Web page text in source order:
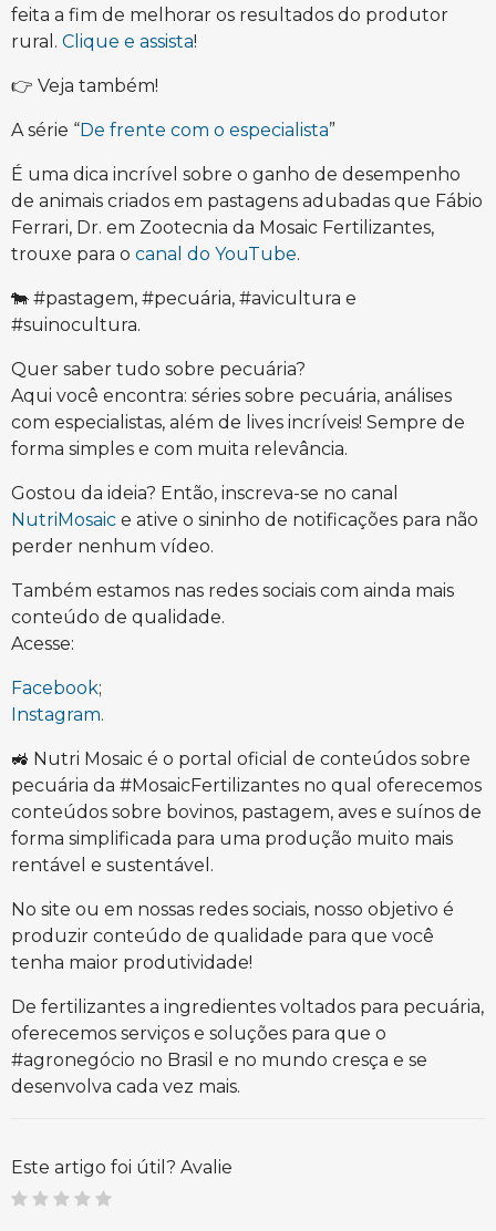
feita a fim de melhorar os resultados do produtor
rural. Clique e assista!
👉 Veja também!
A série “De frente com o especialista”
É uma dica incrível sobre o ganho de desempenho
de animais criados em pastagens adubadas que Fábio
Ferrari, Dr. em Zootecnia da Mosaic Fertilizantes,
trouxe para o canal do YouTube.
🐄 #pastagem, #pecuária, #avicultura e
#suinocultura.
Quer saber tudo sobre pecuária?
Aqui você encontra: séries sobre pecuária, análises
com especialistas, além de lives incríveis! Sempre de
forma simples e com muita relevância.
Gostou da ideia? Então, inscreva-se no canal
NutriMosaic e ative o sininho de notificações para não
perder nenhum vídeo.
Também estamos nas redes sociais com ainda mais
conteúdo de qualidade.
Acesse:
Facebook;
Instagram.
🚜 Nutri Mosaic é o portal oficial de conteúdos sobre
pecuária da #MosaicFertilizantes no qual oferecemos
conteúdos sobre bovinos, pastagem, aves e suínos de
forma simplificada para uma produção muito mais
rentável e sustentável.
No site ou em nossas redes sociais, nosso objetivo é
produzir conteúdo de qualidade para que você
tenha maior produtividade!
De fertilizantes a ingredientes voltados para pecuária,
oferecemos serviços e soluções para que o
#agronegócio no Brasil e no mundo cresça e se
desenvolva cada vez mais.
Este artigo foi útil? Avalie